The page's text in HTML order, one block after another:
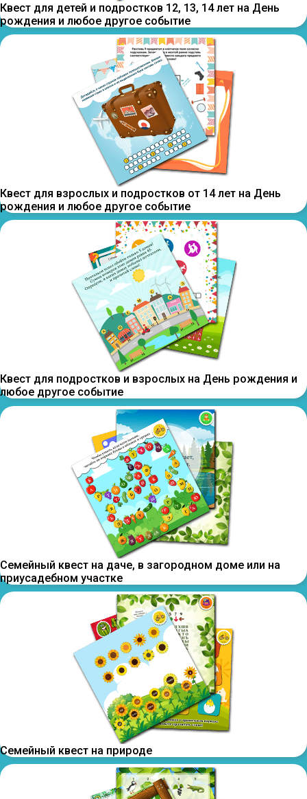
Квест для детей и подростков 12, 13, 14 лет на День
рождения и любое другое событие
Квест для взрослых и подростков от 14 лет на День
рождения и любое другое событие
Квест для подростков и взрослых на День рождения и
любое другое событие
Семейный квест на даче, в загородном доме или на
приусадебном участке
Семейный квест на природе